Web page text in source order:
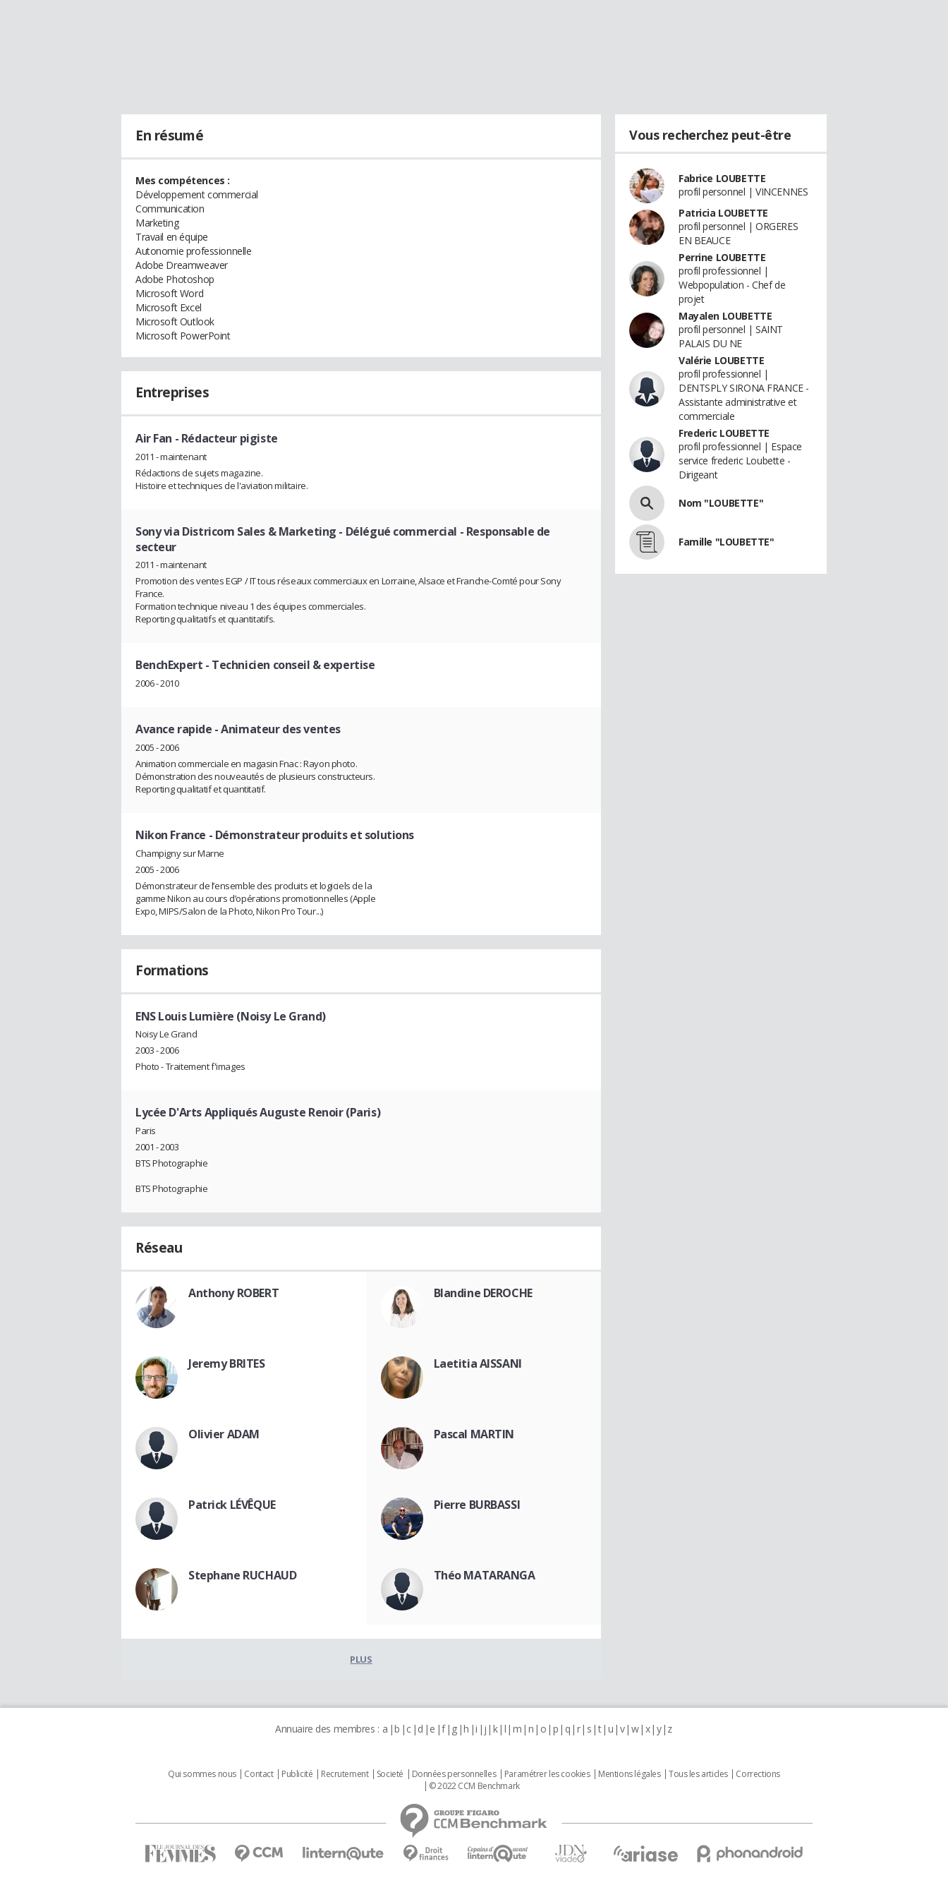
En résumé
Mes compétences :
Développement commercial
Communication
Marketing
Travail en équipe
Autonomie professionnelle
Adobe Dreamweaver
Adobe Photoshop
Microsoft Word
Microsoft Excel
Microsoft Outlook
Microsoft PowerPoint
Entreprises
Air Fan - Rédacteur pigiste
2011 - maintenant
Rédactions de sujets magazine.
Histoire et techniques de l'aviation militaire.
Sony via Districom Sales & Marketing - Délégué commercial - Responsable de
secteur
2011 - maintenant
Promotion des ventes EGP / IT tous réseaux commerciaux en Lorraine, Alsace et Franche-Comté pour Sony
France.
Formation technique niveau 1 des équipes commerciales.
Reporting qualitatifs et quantitatifs.
BenchExpert - Technicien conseil & expertise
2006 - 2010
Avance rapide - Animateur des ventes
2005 - 2006
Animation commerciale en magasin Fnac : Rayon photo.
Démonstration des nouveautés de plusieurs constructeurs.
Reporting qualitatif et quantitatif.
Nikon France - Démonstrateur produits et solutions
Champigny sur Marne
2005 - 2006
Démonstrateur de l’ensemble des produits et logiciels de la
gamme Nikon au cours d’opérations promotionnelles (Apple
Expo, MIPS/Salon de la Photo, Nikon Pro Tour...)
Formations
ENS Louis Lumière (Noisy Le Grand)
Noisy Le Grand
2003 - 2006
Photo - Traitement f'images
Lycée D'Arts Appliqués Auguste Renoir (Paris)
Paris
2001 - 2003
BTS Photographie
BTS Photographie
Réseau
Anthony ROBERT Blandine DEROCHE
Jeremy BRITES Laetitia AISSANI
Olivier ADAM Pascal MARTIN
Patrick LÉVÊQUE Pierre BURBASSI
Stephane RUCHAUD Théo MATARANGA
PLUS
Vous recherchez peut-être
Fabrice LOUBETTE
profil personnel | VINCENNES
Patricia LOUBETTE
profil personnel | ORGERES
EN BEAUCE
Perrine LOUBETTE
profil professionnel |
Webpopulation - Chef de
projet
Mayalen LOUBETTE
profil personnel | SAINT
PALAIS DU NE
Valérie LOUBETTE
profil professionnel |
DENTSPLY SIRONA FRANCE -
Assistante administrative et
commerciale
Frederic LOUBETTE
profil professionnel | Espace
service frederic Loubette -
Dirigeant
Nom "LOUBETTE"
Famille "LOUBETTE"
Annuaire des membres : a b c d e f g h i j k l m n o p q r s t u v w x y z
Qui sommes nous Contact Publicité Recrutement Societé Données personnelles Paramétrer les cookies Mentions légales Tous les articles
Corrections
© 2022 CCM Benchmark